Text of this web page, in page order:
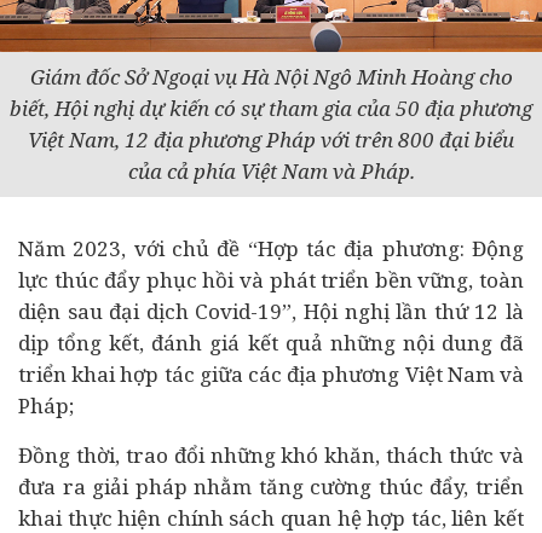
Giám đốc Sở Ngoại vụ Hà Nội Ngô Minh Hoàng cho
biết,Hội nghị dự kiến có sự tham gia của 50 địa phương
Việt Nam, 12 địa phương Pháp với trên 800 đại biểu
của cả phía Việt Nam và Pháp.
Năm 2023, với chủ đề “Hợp tác địa phương: Động
lực thúc đẩy phục hồi và phát triển bền vững, toàn
diện sau đại dịch Covid-19”, Hội nghị lần thứ 12 là
dịp tổng kết, đánh giá kết quả những nội dung đã
triển khai hợp tác giữa các địa phương Việt Nam và
Pháp;
Đồng thời, trao đổi những khó khăn, thách thức và
đưa ra giải pháp nhằm tăng cường thúc đẩy, triển
khai thực hiện chính sách quan hệ hợp tác, liên kết